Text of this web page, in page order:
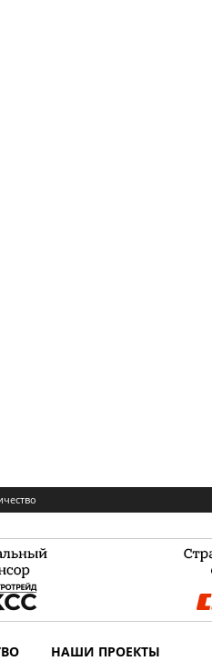
НАШИ ПРОЕКТЫ